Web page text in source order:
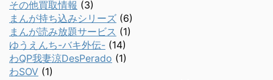
その他買取情報 (3)
まんが持ち込みシリーズ (6)
まんが読み放題サービス (1)
ゆうえんち-バキ外伝- (14)
わQP我妻涼DesPerado (1)
わSOV (1)